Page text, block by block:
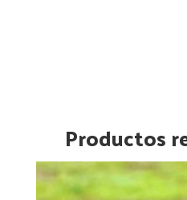
Productos